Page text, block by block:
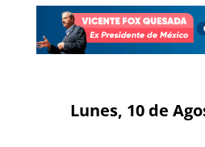
Lunes, 10 de